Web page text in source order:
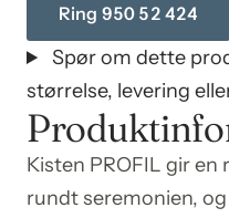
Ring 950 52 424
Spør om dette
størrelse, levering
Kisten PROFIL gir
rundt seremonien,